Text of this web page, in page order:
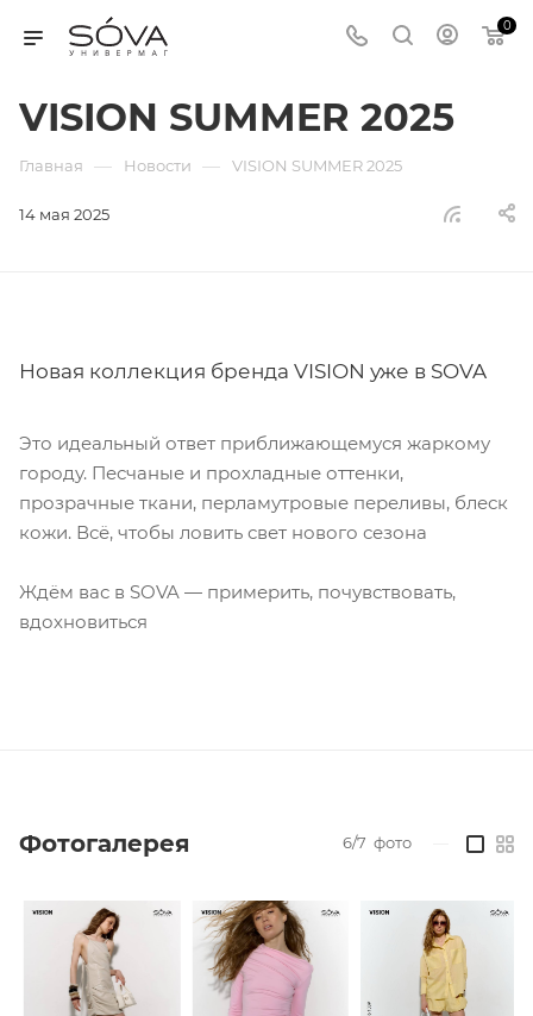
0
VISION SUMMER 2025
Главная — Новости — VISION SUMMER 2025
14 мая 2025
Новая коллекция бренда VISION уже в SOVA
Это идеальный ответ приближающемуся жаркому
городу. Песчаные и прохладные оттенки,
прозрачные ткани, перламутровые переливы, блеск
кожи. Всё, чтобы ловить свет нового сезона
Ждём вас в SOVA — примерить, почувствовать,
вдохновиться
Фотогалерея 6/7 фото